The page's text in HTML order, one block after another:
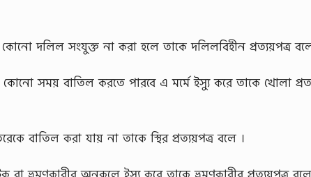
কোনো দলিল সংযুক্ত না করা হলে তাকে দলিলবিহীন প্রত্যয়পত্র
কোনো সময় বাতিল করতে পারবে এ মর্মে ইস্যু করে তাকে খোলা
বাতিল করা যায় না তাকে স্থির প্রত্যয়পত্র বলে ।